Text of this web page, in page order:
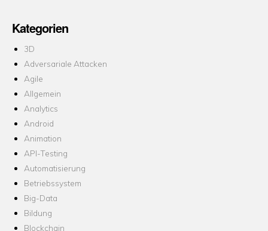
Kategorien
3D
Adversariale Attacken
Agile
Allgemein
Analytics
Android
Animation
API-Testing
Automatisierung
Betriebssystem
Big-Data
Bildung
Blockchain